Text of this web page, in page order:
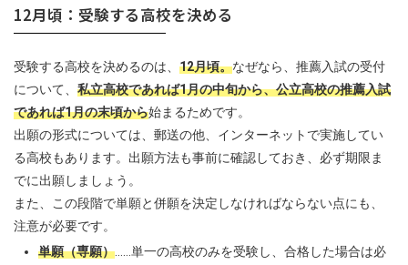
12月頃：受験する高校を決める
受験する高校を決めるのは、 12月頃。なぜなら、推薦入試の受付
について、 私立高校であれば1月の中旬から、公立高校の推薦入試
であれば1月の末頃から始まるためです。
出願の形式については、郵送の他、インターネットで実施してい
る高校もあります。出願方法も事前に確認しておき、必ず期限ま
でに出願しましょう。
また、この段階で単願と併願を決定しなければならない点にも、
注意が必要です。
単願（専願） ……単一の高校のみを受験し、合格した場合は必